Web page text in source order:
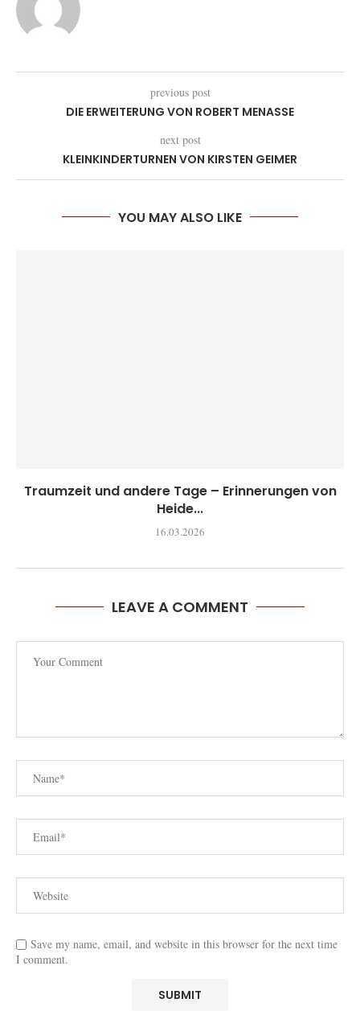
previous post
DIE ERWEITERUNG VON ROBERT MENASSE
next post
KLEINKINDERTURNEN VON KIRSTEN GEIMER
YOU MAY ALSO LIKE
Traumzeit und andere Tage – Erinnerungen von
Heide...
16.03.2026
LEAVE A COMMENT
Save my name, email, and website in this browser for the next time
I comment.